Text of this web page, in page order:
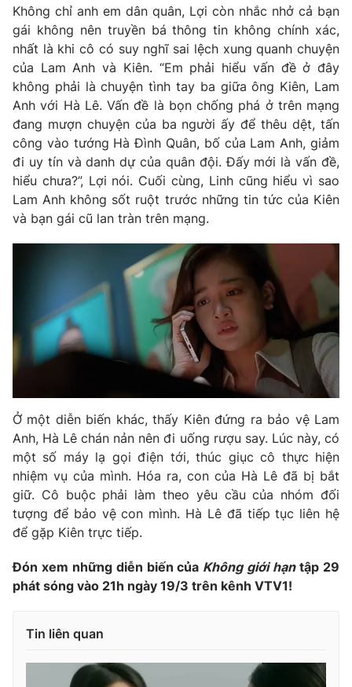
Không chỉ anh em dân quân, Lợi còn nhắc nhở cả bạn
gái không nên truyền bá thông tin không chính xác,
nhất là khi cô có suy nghĩ sai lệch xung quanh chuyện
của Lam Anh và Kiên. “Em phải hiểu vấn đề ở đây
không phải là chuyện tình tay ba giữa ông Kiên, Lam
Anh với Hà Lê. Vấn đề là bọn chống phá ở trên mạng
đang mượn chuyện của ba người ấy để thêu dệt, tấn
công vào tướng Hà Đình Quân, bố của Lam Anh, giảm
đi uy tín và danh dự của quân đội. Đấy mới là vấn đề,
hiểu chưa?”, Lợi nói. Cuối cùng, Linh cũng hiểu vì sao
Lam Anh không sốt ruột trước những tin tức của Kiên
và bạn gái cũ lan tràn trên mạng.
Ở một diễn biến khác, thấy Kiên đứng ra bảo vệ Lam
Anh, Hà Lê chán nản nên đi uống rượu say. Lúc này, có
một số máy lạ gọi điện tới, thúc giục cô thực hiện
nhiệm vụ của mình. Hóa ra, con của Hà Lê đã bị bắt
giữ. Cô buộc phải làm theo yêu cầu của nhóm đối
tượng để bảo vệ con mình. Hà Lê đã tiếp tục liên hệ
để gặp Kiên trực tiếp.
Đón xem những diễn biến của Không giới hạntập 29
phát sóng vào 21h ngày 19/3 trên kênh VTV1!
Tin liên quan